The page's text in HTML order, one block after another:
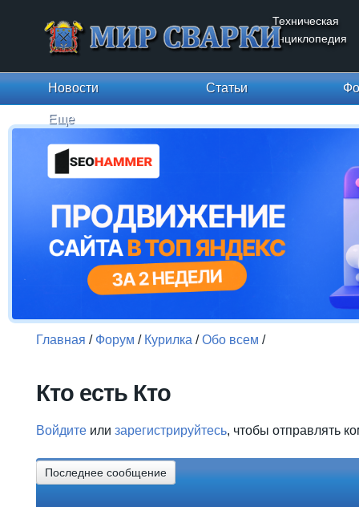
Техническая
энциклопедия
Новости Статьи
Еще
Главная / Форум / Курилка /Обо всем /
Кто есть Кто
Войдите или зарегистрируйтесь, чтобы отправлять
Последнее сообщение